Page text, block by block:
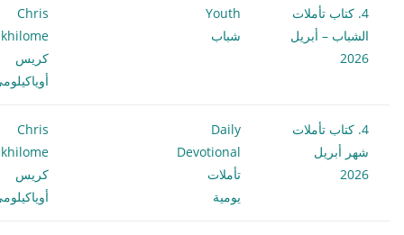
4. كتاب تأملات
الشباب – أبريل
2026
Youth
شباب
Chris
كريس
4. كتاب تأملات
شهر أبريل
2026
Daily
Devotional
تأملات
يومية
Chris
كريس